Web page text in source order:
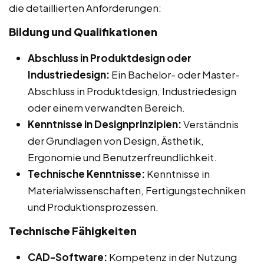
die detaillierten Anforderungen:
Bildung und Qualifikationen
Abschluss in Produktdesign oder
Industriedesign: Ein Bachelor- oder Master-
Abschluss in Produktdesign, Industriedesign
oder einem verwandten Bereich.
Kenntnisse in Designprinzipien:Verständnis
der Grundlagen von Design, Ästhetik,
Ergonomie und Benutzerfreundlichkeit.
Technische Kenntnisse: Kenntnisse in
Materialwissenschaften, Fertigungstechniken
und Produktionsprozessen.
Technische Fähigkeiten
CAD-Software: Kompetenz in der Nutzung